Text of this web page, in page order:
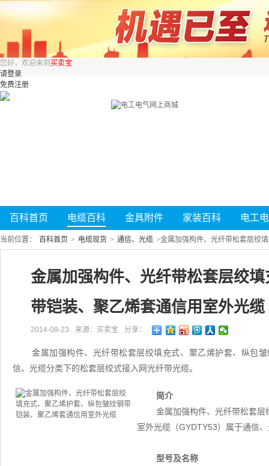
您好，欢迎来到 买卖宝
请登录
免费注册
百科首页 电缆百科 金具附件 家装百科 电工
当前位置： 百科首页 > 电缆现货 > 通信、光缆 >金属加强构件、光纤带松套层绞
金属加强构件、光纤带松套层绞
带铠装、聚乙烯套通信用室外光缆
2014-08-23 来源：买卖宝 分享：
金属加强构件、光纤带松套层绞填充式、聚乙烯护套、纵包
信、光缆分类下的松套层绞式接入网光纤带光缆。
简介
金属加强构件、光纤带松套
室外光缆（GYDTY53）属于通信
型号及名称